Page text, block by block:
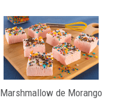
Marshmallow de Morango